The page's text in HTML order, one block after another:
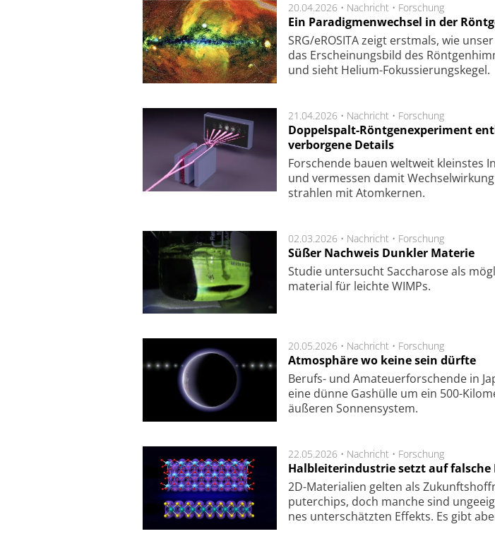
20.04.2026 • Nachricht • Forschung
Ein Paradigmenwechsel in der
SRG/eROSITA zeigt erst­mals, wie
das Er­schei­nungs­bild des
und sieht Helium-Fokus­sie­rungs­ke­gel.
21.04.2026 • Nachricht • Forschung
Doppelspalt-Röntgenexperiment
verborgene Details
For­schen­de bau­en welt­weit kleins­tes
und ver­mes­sen da­mit
strah­len mit Atom­ker­nen.
02.03.2026 • Nachricht • Forschung
Süßer Nachweis Dunkler Materie
Studie unter­sucht Saccha­ro­se als
ma­te­rial für leich­te WIMPs.
20.05.2026 • Nachricht • Forschung
Atmosphäre wo keine sein dürfte
Berufs- und Ama­teuer­for­schen­de in
eine dün­ne Gas­hül­le um ein 500-
äu­ße­ren Son­nen­sys­tem.
22.05.2026 • Nachricht • Forschung
Halbleiterindustrie setzt auf
2D-Mate­ri­a­li­en gel­ten als
pu­ter­chips, doch man­che sind
nes un­ter­schätz­ten Ef­fekts. Es gibt